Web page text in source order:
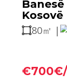
Kosovë
80㎡ |
€700€/